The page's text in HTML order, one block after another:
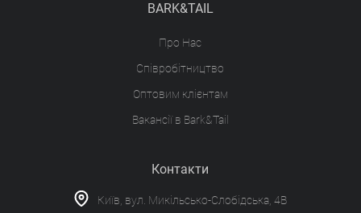
BARK&TAIL
Про Нас
Співробітництво
Оптовим клієнтам
Вакансії в Bark&Tail
Контакти
Київ, вул. Микільсько-Слобідська, 4В